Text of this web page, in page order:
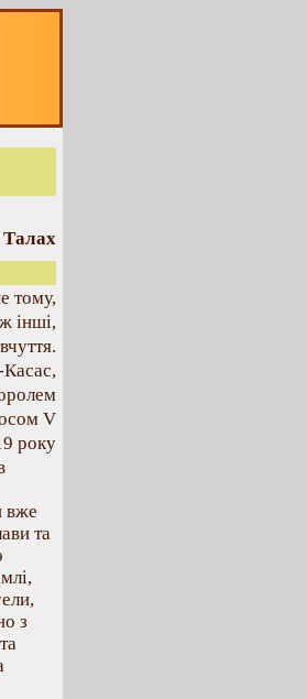
Талах
тому,
інші,
V
року
вже
та
з